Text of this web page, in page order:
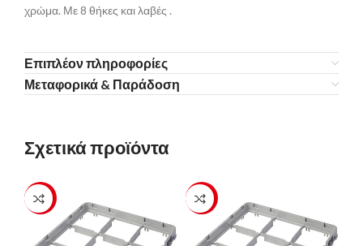
χρώμα. Με 8 θήκες και λαβές .
Επιπλέον πληροφορίες
Μεταφορικά & Παράδοση
Σχετικά προϊόντα
-23% -23%